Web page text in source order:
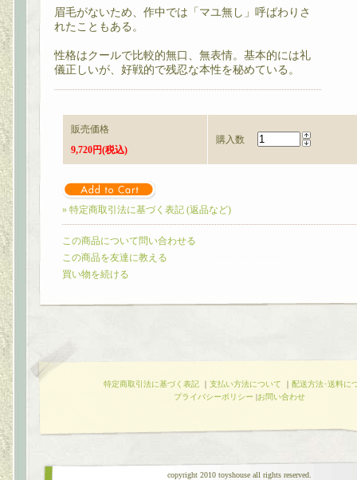
眉毛がないため、作中では「マユ無し」呼ばわりさ
れたこともある。
性格はクールで比較的無口、無表情。基本的には礼
儀正しいが、好戦的で残忍な本性を秘めている。
販売価格
9,720円(税込)
購入数
» 特定商取引法に基づく表記 (返品など)
この商品について問い合わせる
この商品を友達に教える
買い物を続ける
特定商取引法に基づく表記 ｜ 支払い方法について ｜ 配送方法･送料に
プライバシーポリシー |お問い合わせ
copyright 2010 toyshouse all rights reserved.